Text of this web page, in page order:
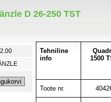
D 26-250 TST
Tehniline
info
1500
Toote nr.